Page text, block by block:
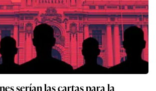
serían las cartas para la